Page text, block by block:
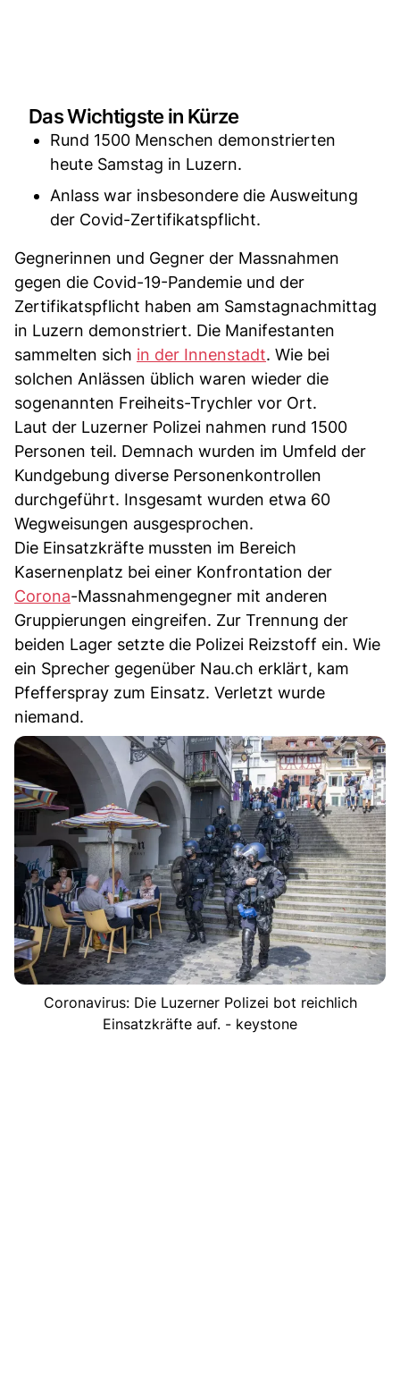
Das Wichtigste in Kürze
Rund 1500 Menschen demonstrierten
heute Samstag in Luzern.
Anlass war insbesondere die Ausweitung
der Covid-Zertifikatspflicht.
Gegnerinnen und Gegner der Massnahmen
gegen die Covid-19-Pandemie und der
Zertifikatspflicht haben am Samstagnachmittag
in Luzern demonstriert. Die Manifestanten
sammelten sich in der Innenstadt. Wie bei
solchen Anlässen üblich waren wieder die
sogenannten Freiheits-Trychler vor Ort.
Laut der Luzerner Polizei nahmen rund 1500
Personen teil. Demnach wurden im Umfeld der
Kundgebung diverse Personenkontrollen
durchgeführt. Insgesamt wurden etwa 60
Wegweisungen ausgesprochen.
Die Einsatzkräfte mussten im Bereich
Kasernenplatz bei einer Konfrontation der
Corona-Massnahmengegner mit anderen
Gruppierungen eingreifen. Zur Trennung der
beiden Lager setzte die Polizei Reizstoff ein. Wie
ein Sprecher gegenüber Nau.ch erklärt, kam
Pfefferspray zum Einsatz. Verletzt wurde
niemand.
Coronavirus: Die Luzerner Polizei bot reichlich
Einsatzkräfte auf. - keystone